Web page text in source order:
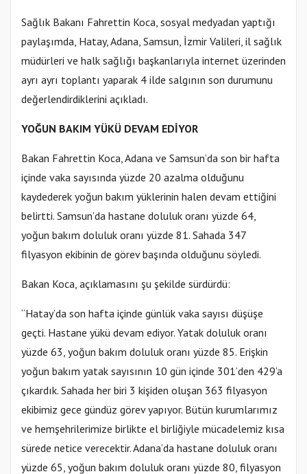
Sağlık Bakanı Fahrettin Koca, sosyal medyadan yaptığı
paylaşımda, Hatay, Adana, Samsun, İzmir Valileri, il sağlık
müdürleri ve halk sağlığı başkanlarıyla internet üzerinden
ayrı ayrı toplantı yaparak 4 ilde salgının son durumunu
değerlendirdiklerini açıkladı.
YOĞUN BAKIM YÜKÜ DEVAM EDİYOR
Bakan Fahrettin Koca, Adana ve Samsun’da son bir hafta
içinde vaka sayısında yüzde 20 azalma olduğunu
kaydederek yoğun bakım yüklerinin halen devam ettiğini
belirtti. Samsun’da hastane doluluk oranı yüzde 64,
yoğun bakım doluluk oranı yüzde 81. Sahada 347
filyasyon ekibinin de görev başında olduğunu söyledi.
Bakan Koca, açıklamasını şu şekilde sürdürdü:
“Hatay’da son hafta içinde günlük vaka sayısı düşüşe
geçti. Hastane yükü devam ediyor. Yatak doluluk oranı
yüzde 63, yoğun bakım doluluk oranı yüzde 85. Erişkin
yoğun bakım yatak sayısının 10 gün içinde 301’den 429’a
çıkardık. Sahada her biri 3 kişiden oluşan 363 filyasyon
ekibimiz gece gündüz görev yapıyor. Bütün kurumlarımız
ve hemşehrilerimize birlikte el birliğiyle mücadelemiz kısa
sürede netice verecektir. Adana’da hastane doluluk oranı
yüzde 65, yoğun bakım doluluk oranı yüzde 80, filyasyon